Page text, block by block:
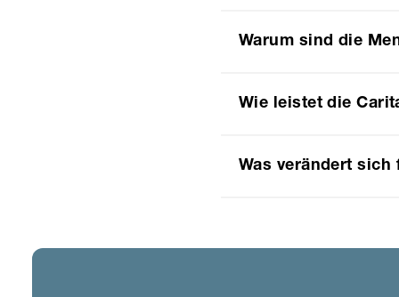
Warum sind die
Wie leistet die
Was verändert sich